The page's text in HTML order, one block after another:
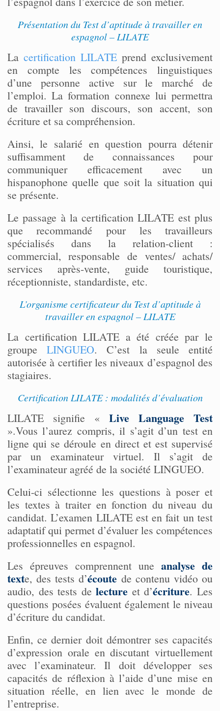
Présentation du Test d’aptitude à travailler en
espagnol – LILATE
La certification LILATE prend exclusivement
en compte les compétences linguistiques
d’une personne active sur le marché de
l’emploi. La formation connexe lui permettra
de travailler son discours, son accent, son
écriture et sa compréhension.
Ainsi, le salarié en question pourra détenir
suffisamment de connaissances pour
communiquer efficacement avec un
hispanophone quelle que soit la situation qui
se présente.
Le passage à la certification LILATE est plus
que recommandé pour les travailleurs
spécialisés dans la relation-client :
commercial, responsable de ventes/ achats/
services après-vente, guide touristique,
réceptionniste, standardiste, etc.
L’organisme certificateur du Test d’aptitude à
travailler en espagnol – LILATE
La certification LILATE a été créée par le
groupeLINGUEO. C’est la seule entité
autorisée à certifier les niveaux d’espagnol des
stagiaires.
Certification LILATE : modalités d’évaluation
LILATE signifie «Live Language Test
».Vous l’aurez compris, il s’agit d’un test en
ligne qui se déroule en direct et est supervisé
par un examinateur virtuel. Il s’agit de
l’examinateur agréé de la société LINGUEO.
Celui-ci sélectionne les questions à poser et
les textes à traiter en fonction du niveau du
candidat. L’examen LILATE est en fait un test
adaptatif qui permet d’évaluer les compétences
professionnelles en espagnol.
Les épreuves comprennent uneanalyse de
texte, des tests d’écoute de contenu vidéo ou
audio, des tests delecture et d’écriture. Les
questions posées évaluent également le niveau
d’écriture du candidat.
Enfin, ce dernier doit démontrer ses capacités
d’expression orale en discutant virtuellement
avec l’examinateur. Il doit développer ses
capacités de réflexion à l’aide d’une mise en
situation réelle, en lien avec le monde de
l’entreprise.